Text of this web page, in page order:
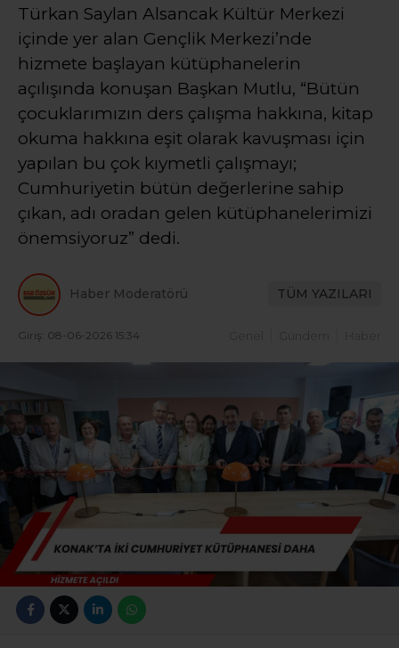
Türkan Saylan Alsancak Kültür Merkezi
içinde yer alan Gençlik Merkezi’nde
hizmete başlayan kütüphanelerin
açılışında konuşan Başkan Mutlu, “Bütün
çocuklarımızın ders çalışma hakkına, kitap
okuma hakkına eşit olarak kavuşması için
yapılan bu çok kıymetli çalışmayı;
Cumhuriyetin bütün değerlerine sahip
çıkan, adı oradan gelen kütüphanelerimizi
önemsiyoruz” dedi.
Haber Moderatörü TÜM YAZILARI
Giriş: 08-06-2026 15:34 Gündem Haber